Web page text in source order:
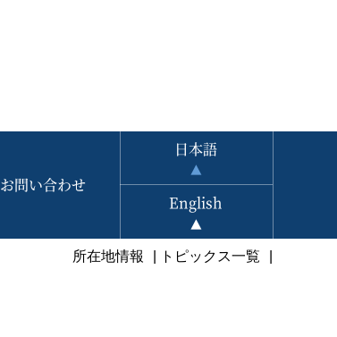
お問い合わせ
日本語
English
所在地情報 トピックス一覧